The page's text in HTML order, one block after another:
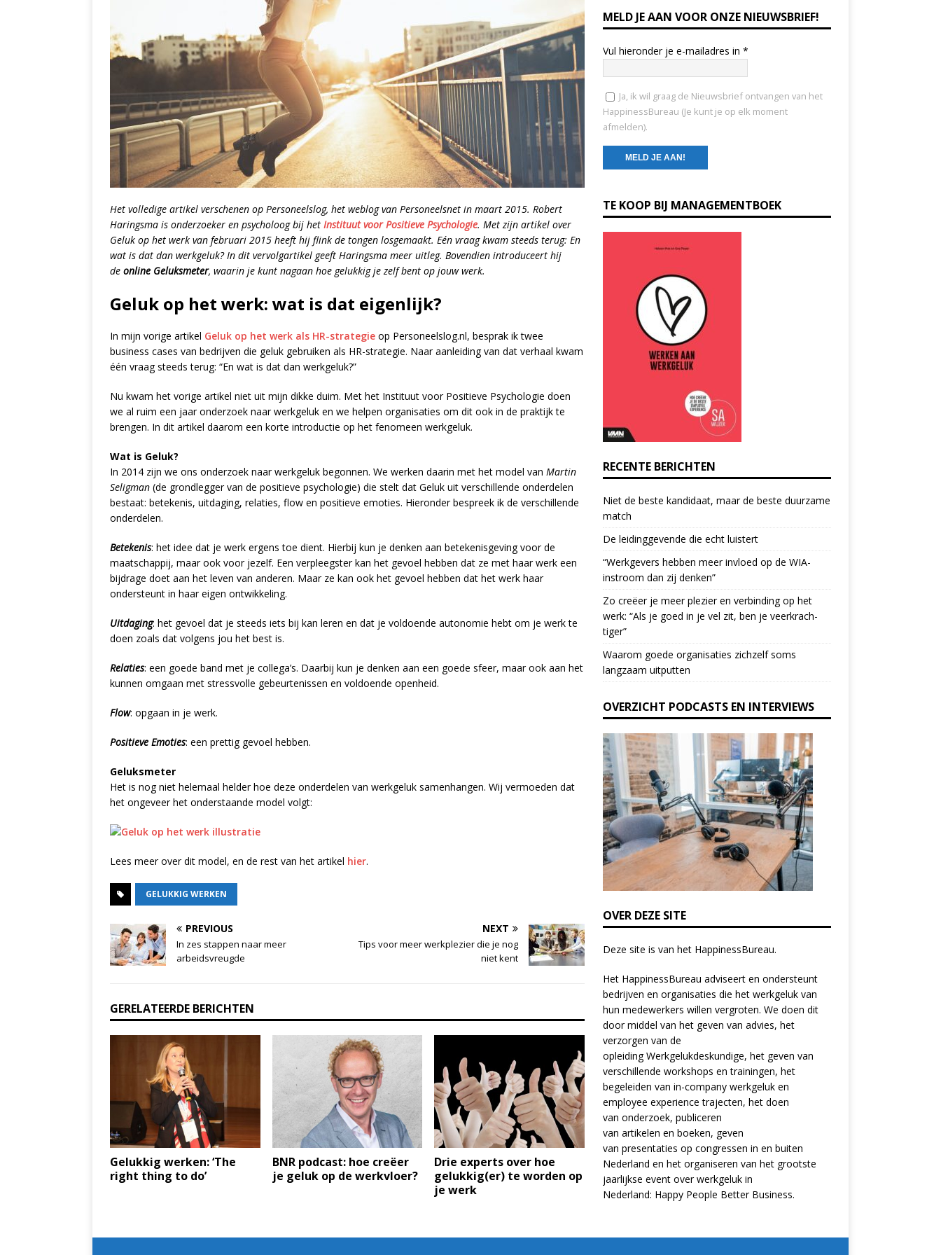
Het volledige artikel verschenen op Personeelslog, het weblog van Personeelsnet in maart 2015. Robert
Haringsma is onderzoeker en psycholoog bij het Instituut voor Positieve Psychologie. Met zijn artikel over
Geluk op het werk van februari 2015 heeft hij flink de tongen losgemaakt. Eén vraag kwam steeds terug: En
wat is dat dan werkgeluk? In dit vervolgartikel geeft Haringsma meer uitleg. Bovendien introduceert hij
de online Geluksmeter, waarin je kunt nagaan hoe gelukkig je zelf bent op jouw werk.
Geluk op het werk: wat is dat eigenlijk?
In mijn vorige artikel Geluk op het werk als HR-strategie op Personeelslog.nl, besprak ik twee
business cases van bedrijven die geluk gebruiken als HR-strategie. Naar aanleiding van dat verhaal kwam
één vraag steeds terug: “En wat is dat dan werkgeluk?”
Nu kwam het vorige artikel niet uit mijn dikke duim. Met het Instituut voor Positieve Psychologie doen
we al ruim een jaar onderzoek naar werkgeluk en we helpen organisaties om dit ook in de praktijk te
brengen. In dit artikel daarom een korte introductie op het fenomeen werkgeluk.
Wat is Geluk?
In 2014 zijn we ons onderzoek naar werkgeluk begonnen. We werken daarin met het model van Martin
Seligman (de grondlegger van de positieve psychologie) die stelt dat Geluk uit verschillende onderdelen
bestaat: betekenis, uitdaging, relaties, flow en positieve emoties. Hieronder bespreek ik de verschillende
onderdelen.
Betekenis: het idee dat je werk ergens toe dient. Hierbij kun je denken aan betekenisgeving voor de
maatschappij, maar ook voor jezelf. Een verpleegster kan het gevoel hebben dat ze met haar werk een
bijdrage doet aan het leven van anderen. Maar ze kan ook het gevoel hebben dat het werk haar
ondersteunt in haar eigen ontwikkeling.
Uitdaging: het gevoel dat je steeds iets bij kan leren en dat je voldoende autonomie hebt om je werk te
doen zoals dat volgens jou het best is.
Relaties: een goede band met je collega’s. Daarbij kun je denken aan een goede sfeer, maar ook aan het
kunnen omgaan met stressvolle gebeurtenissen en voldoende openheid.
Flow: opgaan in je werk.
Positieve Emoties: een prettig gevoel hebben.
Geluksmeter
Het is nog niet helemaal helder hoe deze onderdelen van werkgeluk samenhangen. Wij vermoeden dat
het ongeveer het onderstaande model volgt:
Lees meer over dit model, en de rest van het artikel hier.
GELUKKIG WERKEN
PREVIOUS
In zes stappen naar meer
arbeidsvreugde
NEXT
Tips voor meer werkplezier die je nog
niet kent
GERELATEERDE BERICHTEN
Gelukkig werken: ‘The
right thing to do’
BNR podcast: hoe creëer
je geluk op de werkvloer?
Drie experts over hoe
gelukkig(er) te worden op
je werk
MELD JE AAN VOOR ONZE NIEUWSBRIEF!
Vul hieronder je e-mailadres in *
Ja, ik wil graag de Nieuwsbrief ontvangen van het
HappinessBureau (Je kunt je op elk moment
afmelden).
o
n
s
.
P
l
e
a
s
e
l
e
a
v
e
t
h
i
f
e
l
d
b
l
a
n
k
.
TE KOOP BIJ MANAGEMENTBOEK
RECENTE BERICHTEN
Niet de beste kandidaat, maar de beste duurzame
match
De leidinggevende die echt luistert
“Werkgevers hebben meer invloed op de WIA-
instroom dan zij denken”
Zo creëer je meer plezier en verbinding op het
werk: “Als je goed in je vel zit, ben je veerkrach­
tiger”
Waarom goede organisaties zichzelf soms
langzaam uitputten
OVERZICHT PODCASTS EN INTERVIEWS
OVER DEZE SITE
Deze site is van het HappinessBureau.
Het HappinessBureau adviseert en ondersteunt
bedrijven en organisaties die het werkgeluk van
hun medewerkers willen vergroten. We doen dit
door middel van het geven van advies, het
verzorgen van de
opleidingWerkgelukdeskundige, het geven van
verschillende workshops en trainingen, het
begeleiden van in-company werkgeluk en
employee experiencetrajecten, het doen
van onderzoek, publiceren
van artikelen en boeken, geven
van presentaties op congressen in en buiten
Nederland en het organiseren van het grootste
jaarlijkse event over werkgeluk in
Nederland: Happy People Better Business.